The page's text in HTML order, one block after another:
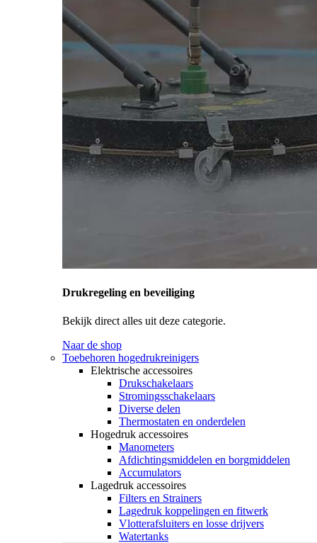
Drukregeling en beveiliging
Bekijk direct alles uit deze categorie.
Naar de shop
Toebehoren hogedrukreinigers
Elektrische accessoires
Drukschakelaars
Stromingsschakelaars
Diverse delen
Thermostaten en onderdelen
Hogedruk accessoires
Manometers
Afdichtingsmiddelen en borgmiddelen
Accumulators
Lagedruk accessoires
Filters en Strainers
Lagedruk koppelingen en fitwerk
Vlotterafsluiters en losse drijvers
Watertanks